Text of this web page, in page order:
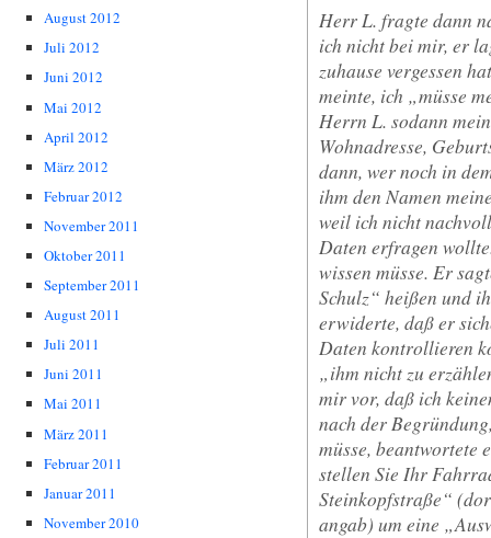
August 2012
Juli 2012
Juni 2012
Mai 2012
April 2012
März 2012
Februar 2012
November 2011
Oktober 2011
September 2011
August 2011
Juli 2011
Juni 2011
Mai 2011
März 2011
Februar 2011
Januar 2011
November 2010
Herr L. fragte dann
ich nicht bei mir, er
zuhause vergessen
meinte, ich „müsse
Herrn L. sodann
Wohnadresse,
dann, wer noch in
ihm den Namen
weil ich nicht
Daten erfragen
wissen müsse. Er
Schulz“ heißen und
erwiderte, daß er
Daten kontrollieren
„ihm nicht zu
mir vor, daß ich
nach der
müsse, beantwortete
stellen Sie Ihr
Steinkopfstraße“
angab) um eine